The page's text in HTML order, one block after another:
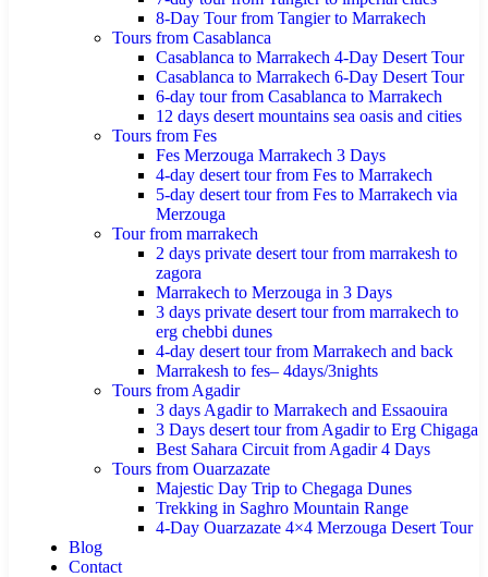
8-Day Tour from Tangier to Marrakech
Tours from Casablanca
Casablanca to Marrakech 4-Day Desert Tour
Casablanca to Marrakech 6-Day Desert Tour
6-day tour from Casablanca to Marrakech
12 days desert mountains sea oasis and cities
Tours from Fes
Fes Merzouga Marrakech 3 Days
4-day desert tour from Fes to Marrakech
5-day desert tour from Fes to Marrakech via
Merzouga
Tour from marrakech
2 days private desert tour from marrakesh to
zagora
Marrakech to Merzouga in 3 Days
3 days private desert tour from marrakech to
erg chebbi dunes
4-day desert tour from Marrakech and back
Marrakesh to fes– 4days/3nights
Tours from Agadir
3 days Agadir to Marrakech and Essaouira
3 Days desert tour from Agadir to Erg Chigaga
Best Sahara Circuit from Agadir 4 Days
Tours from Ouarzazate
Majestic Day Trip to Chegaga Dunes
Trekking in Saghro Mountain Range
4-Day Ouarzazate 4×4 Merzouga Desert Tour
Blog
Contact